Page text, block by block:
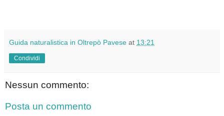
Guida naturalistica in Oltrepò Pavese at 13:21
Condividi
Nessun commento:
Posta un commento